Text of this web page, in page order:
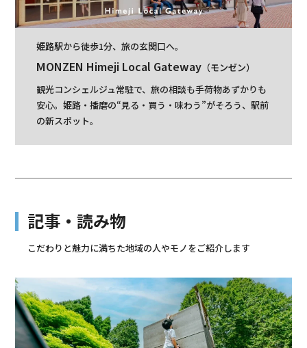
姫路駅から徒歩1分、旅の玄関口へ。
MONZEN Himeji Local Gateway （モンゼン）
観光コンシェルジュ常駐で、旅の相談も手荷物あずかりも
安心。姫路・播磨の“見る・買う・味わう”がそろう、駅前
の新スポット。
記事・読み物
こだわりと魅力に満ちた地域の人やモノをご紹介します